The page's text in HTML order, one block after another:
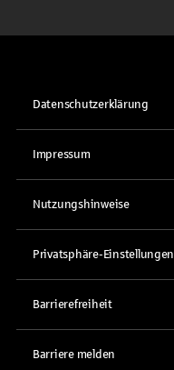
Datenschutzerklärung
Impressum
Nutzungshinweise
Privatsphäre-Einstellungen
Barrierefreiheit
Barriere melden